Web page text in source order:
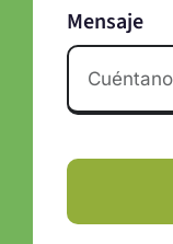
Mensaje